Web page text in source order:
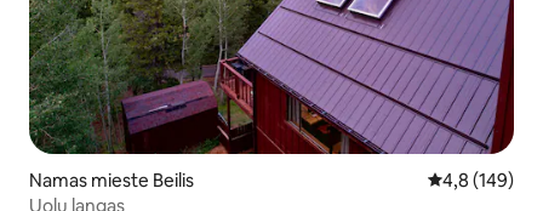
Namas mieste Beilis Vidutinis
4,8 (149)
Uolų langas